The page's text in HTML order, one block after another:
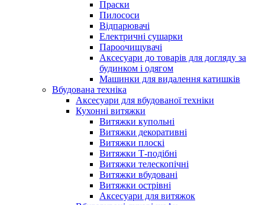
Праски
Пилососи
Відпарювачі
Електричні сушарки
Пароочищувачі
Аксесуари до товарів для догляду за
будинком і одягом
Машинки для видалення катишків
Вбудована техніка
Аксесуари для вбудованої техніки
Кухонні витяжки
Витяжки купольні
Витяжки декоративні
Витяжки плоскі
Витяжки Т-подібні
Витяжки телескопічні
Витяжки вбудовані
Витяжки острівні
Аксесуари для витяжок